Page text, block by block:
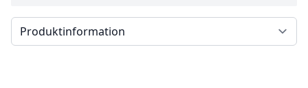
Välj en flik